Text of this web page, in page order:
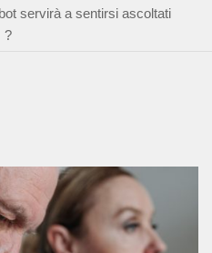
servirà a sentirsi ascoltati
?